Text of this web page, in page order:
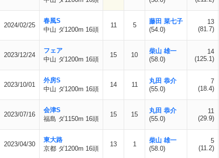
2024/02/25
春風S
中山 ダ1200m 16頭
11 5
藤田 菜七子
(54.0)
13
(81.7)
2023/12/24
フェア
中山 ダ1200m 16頭
15 10
柴山 雄一
(58.0)
14
(125.1)
2023/10/01
外房S
中山 ダ1200m 16頭
14 11
丸田 恭介
(55.0)
7
(18.4)
2023/07/16
会津S
福島 ダ1150m 16頭
15 15
丸田 恭介
(55.0)
11
(29.9)
2023/04/30
東大路
京都 ダ1200m 16頭
13 1
柴山 雄一
(58.0)
5
(11.2)